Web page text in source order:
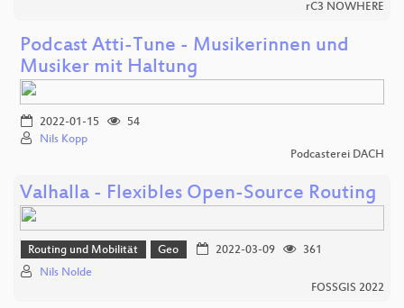
rC3 NOWHERE
Podcast Atti-Tune - Musikerinnen und
Musiker mit Haltung
2022-01-15
54
Nils Kopp
Podcasterei DACH
Valhalla - Flexibles Open-Source Routing
Routing und Mobilität Geo 2022-03-09
361
Nils Nolde
FOSSGIS 2022